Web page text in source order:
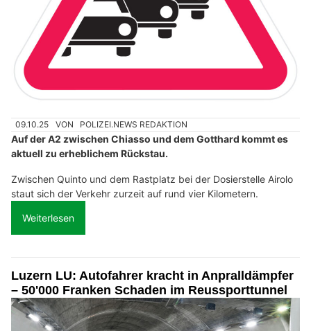
09.10.25 VON POLIZEI.NEWS REDAKTION
Auf der A2 zwischen Chiasso und dem Gotthard kommt es
aktuell zu erheblichem Rückstau.
Zwischen Quinto und dem Rastplatz bei der Dosierstelle Airolo
staut sich der Verkehr zurzeit auf rund vier Kilometern.
Weiterlesen
Luzern LU: Autofahrer kracht in Anpralldämpfer
– 50'000 Franken Schaden im Reussporttunnel